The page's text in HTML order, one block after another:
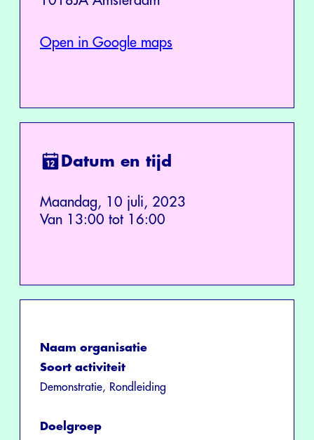
Open in Google maps
Datum en tijd
Maandag, 10 juli, 2023
Van 13:00 tot 16:00
Naam organisatie
Soort activiteit
Demonstratie, Rondleiding
Doelgroep